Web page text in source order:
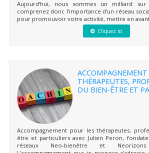
Aujourd’hui, nous sommes un milliard
comprenez donc l’importance d’un réseau
pour promouvoir votre activité, mettre en
Cliquez ici
THÉRAPEUTES,
DU BIEN-ÊTRE ET
Accompagnement pour les thérapeutes,
être et particuliers avec Julien Peron,
réseaux Neo-bienêtre et